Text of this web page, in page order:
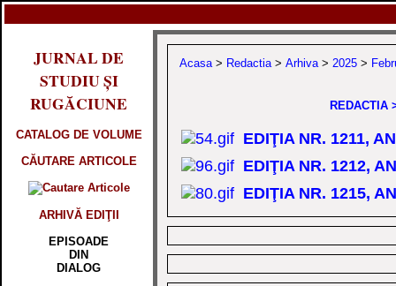
JURNAL DE
STUDIU ȘI
RUGĂCIUNE
CATALOG DE VOLUME
CĂUTARE ARTICOLE
ARHIVĂ EDIŢII
EPISOADE
DIN
DIALOG
Acasa > Redactia > Arhiva > 2025 >
REDACTIA
EDIŢIA NR. 1211,
EDIŢIA NR. 1212,
EDIŢIA NR. 1215,